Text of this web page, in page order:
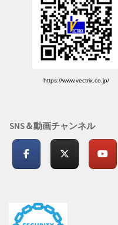
https://www.vectrix.co.jp/
SNS＆動画チャンネル